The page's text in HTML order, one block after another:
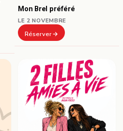
Mon Brel préféré
LE 2 NOVEMBRE
Réserver